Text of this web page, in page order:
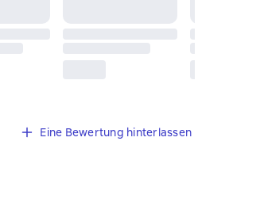
Eine Bewertung hinterlassen